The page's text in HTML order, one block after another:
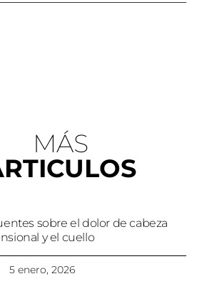
MÁS
sobre el dolor de cabeza
y el cuello
5 enero, 2026